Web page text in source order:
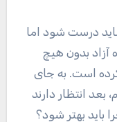
درست شود اما
آزاد بدون هیچ
است. به جای
انتظار دارند
باید بهتر شود؟